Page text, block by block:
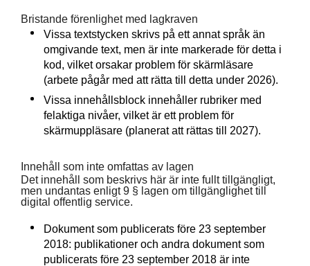
Bristande förenlighet med lagkraven
Vissa textstycken skrivs på ett annat språk än
omgivande text, men är inte markerade för detta i
kod, vilket orsakar problem för skärmläsare
(arbete pågår med att rätta till detta under 2026).
Vissa innehållsblock innehåller rubriker med
felaktiga nivåer, vilket är ett problem för
skärmuppläsare (planerat att rättas till 2027).
Innehåll som inte omfattas av lagen
Det innehåll som beskrivs här är inte fullt tillgängligt,
men undantas enligt 9 § lagen om tillgänglighet till
digital offentlig service.
Dokument som publicerats före 23 september
2018: publikationer och andra dokument som
publicerats före 23 september 2018 är inte